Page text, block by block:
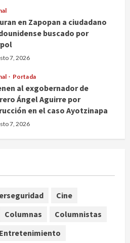
en Zapopan a ciudadano
buscado por
7, 2026
Portada
al exgobernador de
Ángel Aguirre por
en el caso Ayotzinapa
7, 2026
Caliente
pronostica lluvias intensas,
y calor extremo para este 7
Cine
Columnas
Columnistas